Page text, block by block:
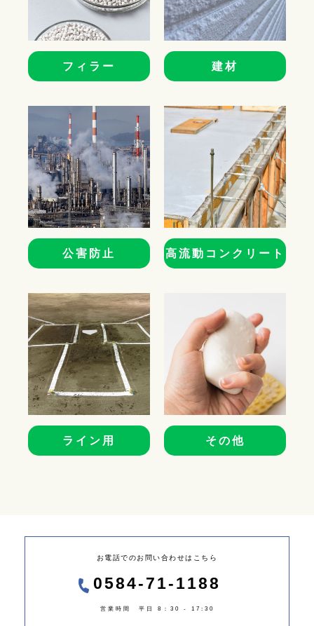
フィラー 建材
公害防止 高流動コンクリート
ライン用 その他
お電話でのお問い合わせはこちら
0584-71-1188
営業時間 平日 8：30 - 17:30